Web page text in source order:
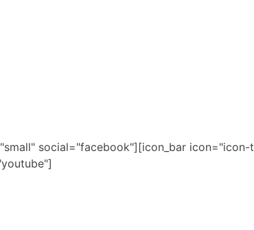
social="facebook"][icon_bar